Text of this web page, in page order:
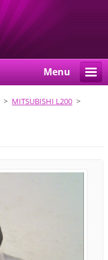
Menu
> MITSUBISHI L200 >